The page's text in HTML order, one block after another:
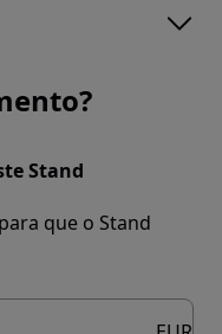
Stand
que o Stand